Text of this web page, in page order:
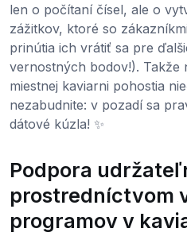
len o počítaní čísel, ale o
zážitkov, ktoré so
prinútia ich vrátiť sa pre
vernostných bodov!). Takže
miestnej kaviarni pohostia
nezabudnite: v pozadí sa
dátové kúzla! ✨
Podpora
prostredníctvom
programov v